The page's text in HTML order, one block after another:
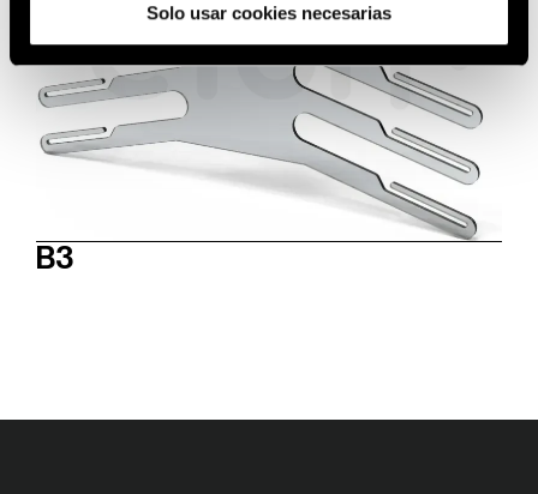
Solo usar cookies necesarias
B3